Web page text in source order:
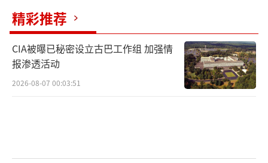
精彩推荐
CIA被曝已秘密设立古巴工作组 加强情
报渗透活动
2026-08-07 00:03:51